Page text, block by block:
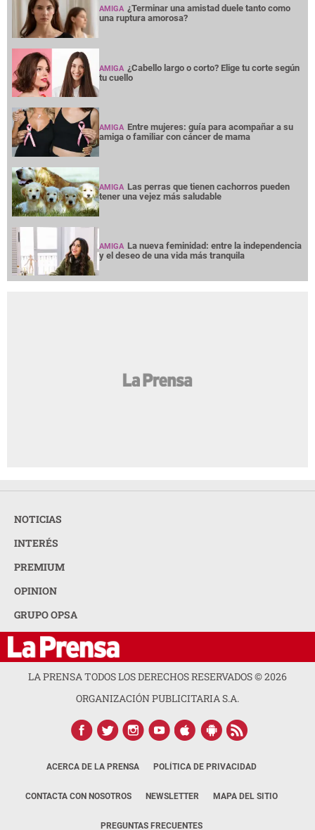
AMIGA ¿Terminar una amistad duele tanto como
una ruptura amorosa?
AMIGA ¿Cabello largo o corto? Elige tu corte según
tu cuello
AMIGA Entre mujeres: guía para acompañar a su
amiga o familiar con cáncer de mama
AMIGA Las perras que tienen cachorros pueden
tener una vejez más saludable
AMIGA La nueva feminidad: entre la independencia
y el deseo de una vida más tranquila
NOTICIAS
INTERÉS
PREMIUM
OPINION
GRUPO OPSA
LA PRENSA TODOS LOS DERECHOS RESERVADOS ©2026
ORGANIZACIÓN PUBLICITARIA S.A.
ACERCA DE LA PRENSA POLÍTICA DE PRIVACIDAD
CONTACTA CON NOSOTROS NEWSLETTER MAPA DEL SITIO
PREGUNTAS FRECUENTES